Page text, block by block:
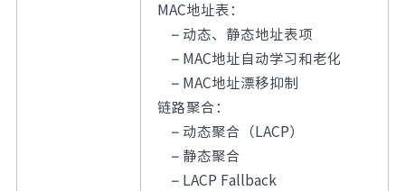
MAC地址表：
– 动态、静态地址表项
– MAC地址自动学习和老化
– MAC地址漂移抑制
链路聚合：
– 动态聚合（LACP）
– 静态聚合
– LACP Fallback